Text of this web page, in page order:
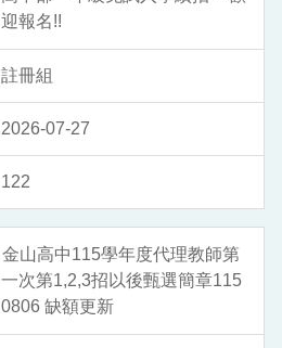
迎報名!!
註冊組
2026-07-27
122
金山高中115學年度代理教師第
一次第1,2,3招以後甄選簡章115
0806 缺額更新